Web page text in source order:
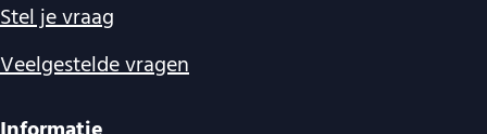
Stel je vraag
Veelgestelde vragen